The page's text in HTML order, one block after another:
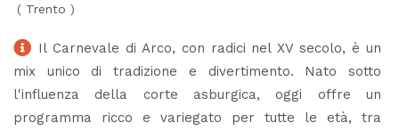
( Trento )
Il Carnevale di Arco, con radici nel XV secolo, è un
mix unico di tradizione e divertimento. Nato sotto
l'influenza della corte asburgica, oggi offre un
programma ricco e variegato per tutte le età, tra